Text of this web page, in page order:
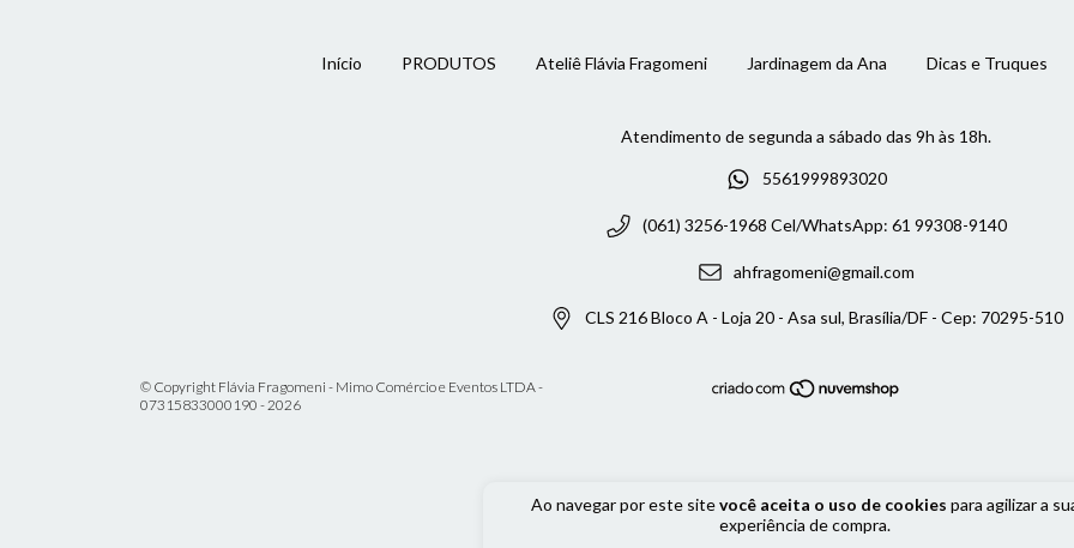
Ao navegar por este sitevocê aceita o uso de cookies para agilizar a
experiência de compra.
Início PRODUTOS Ateliê Flávia Fragomeni Jardinagem da Ana Dicas e Truques
5561999893020
(061) 3256-1968 Cel/WhatsApp: 61 99308-9140
ahfragomeni@gmail.com
CLS 216 Bloco A - Loja 20 - Asa sul, Brasília/DF - Cep: 70295-510
© Copyright Flávia Fragomeni - Mimo Comércio e Eventos LTDA -
07315833000190 - 2026